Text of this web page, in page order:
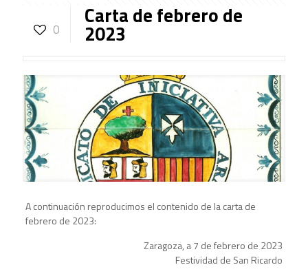
0
Carta de febrero de
2023
A continuación reproducimos el contenido de la carta de
febrero de 2023:
Zaragoza, a 7 de febrero de 2023
Festividad de San Ricardo